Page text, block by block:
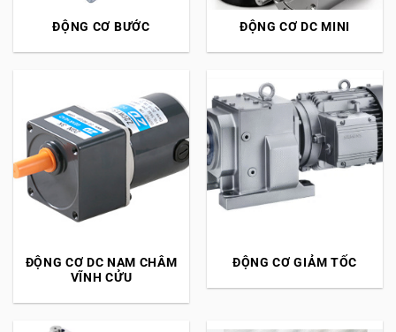
ĐỘNG CƠ BƯỚC ĐỘNG CƠ DC MINI
ĐỘNG CƠ DC NAM CHÂM
VĨNH CỬU
ĐỘNG CƠ GIẢM TỐC